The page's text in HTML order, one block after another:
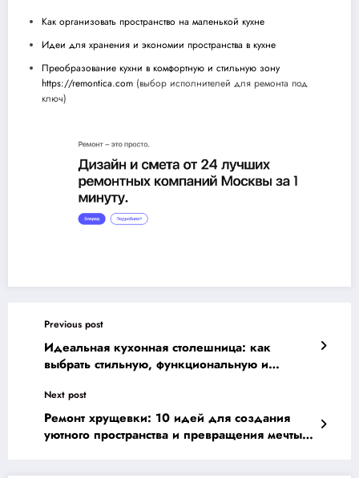
Как организовать пространство на маленькой кухне
Идеи для хранения и экономии пространства в кухне
Преобразование кухни в комфортную и стильную зону
https://remontica.com (выбор исполнителей для ремонта под
ключ)
Previous post
Идеальная кухонная столешница: как
выбрать стильную, функциональную и
Next post
Ремонт хрущевки: 10 идей для создания
уютного пространства и превращения мечты в